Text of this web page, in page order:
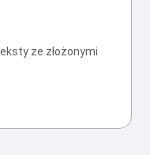
ze złożonymi